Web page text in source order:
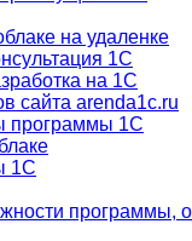
на удаленке
1С
на 1С
сайта arenda1c.ru
программы 1С
1С
программы, о